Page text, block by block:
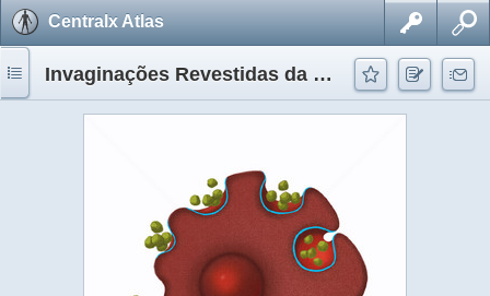
Centralx Atlas
Invaginações Revestidas da Membrana Celular